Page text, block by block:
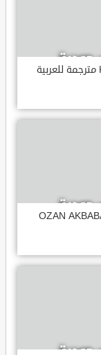
كلمات أغنية اعذرني التركية KUSURA BAKMA مترجمة للعربية